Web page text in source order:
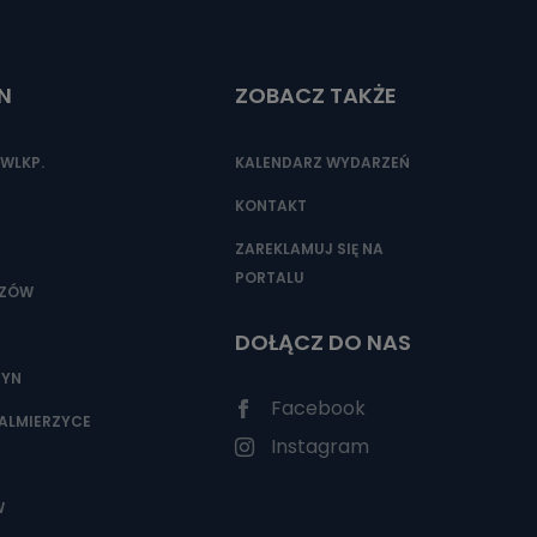
ZOBACZ TAKŻE
KALENDARZ WYDARZEŃ
KONTAKT
ZAREKLAMUJ SIĘ NA
PORTALU
DOŁĄCZ DO NAS
Facebook
Instagram